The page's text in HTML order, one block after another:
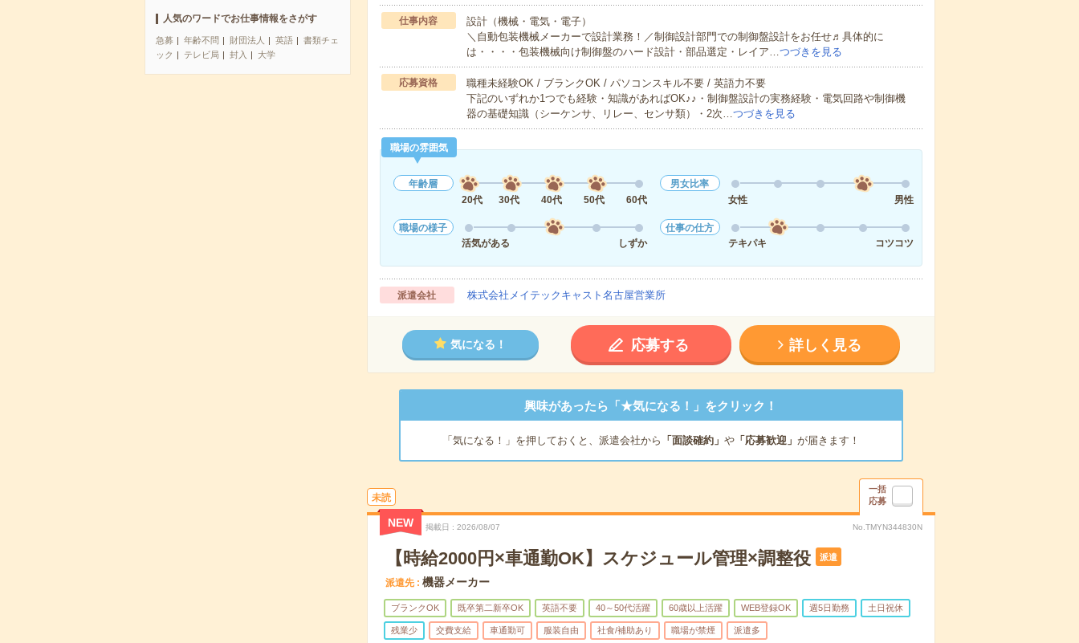
人気のワードでお仕事情報をさがす
急募 年齢不問 財団法人 英語
書類チェ
ック
テレビ局 封入 大学
仕事内容
設計（機械・電気・電子）
＼自動包装機械メーカーで設計業務！／制御設計部門での制御盤設計をお任せ♬具体的に
は・・・・包装機械向け制御盤のハード設計・部品選定・レイア…つづきを見る
応募資格
職種未経験OK / ブランクOK / パソコンスキル不要 / 英語力不要
下記のいずれか1つでも経験・知識があればOK♪♪・制御盤設計の実務経験・電気回路や制御機
器の基礎知識（シーケンサ、リレー、センサ類）・2次…つづきを見る
職場の雰囲気
年齢層
20代
30代 40代 50代 60代
男女比率
女性
男性
職場の様子
活気がある
しずか
仕事の仕方
テキパキ
コツコツ
派遣会社 株式会社メイテックキャスト名古屋営業所
気になる！ 応募する 詳しく見る
興味があったら「★気になる！」をクリック！
「気になる！」を押しておくと、派遣会社から 「面談確約」 や「応募歓迎」 が届きます！
未読
一括
応募
NEW 掲載日 2026/08/07 No.TMYN344830N
【時給2000円×車通勤OK】スケジュール管理×調整役 派遣
派遣先 機器メーカー
ブランクOK 既卒第二新卒OK 英語不要 40～50代活躍 60歳以上活躍 WEB登録OK 週5日勤務 土日祝休
残業少 交費支給 車通勤可 服装自由 社食/補助あり 職場が禁煙 派遣多